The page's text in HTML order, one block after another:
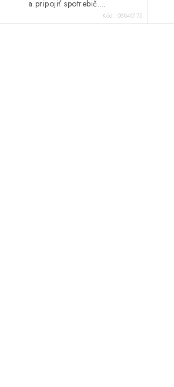
a pripojiť spotrebič....
Kód: 08840175